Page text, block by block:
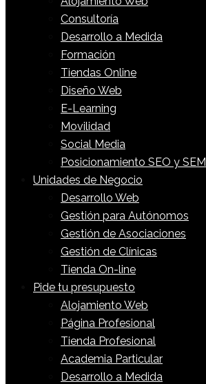
Consultoría
Desarrollo a Medida
Formación
Tiendas Online
Diseño Web
E-Learning
Movilidad
Social Media
Posicionamiento SEO y SEM
Unidades de Negocio
Desarrollo Web
Gestión para Autónomos
Gestión de Asociaciones
Gestión de Clínicas
Tienda On-line
Pide tu presupuesto
Alojamiento Web
Página Profesional
Tienda Profesional
Academia Particular
Desarrollo a Medida